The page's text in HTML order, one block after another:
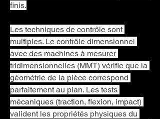
finis.
Les techniques de contrôle sont
multiples. Le contrôle dimensionnel
avec des machines à mesurer
tridimensionnelles (MMT) vérifie que la
géométrie de la pièce correspond
parfaitement au plan. Les tests
mécaniques (traction, flexion, impact)
valident les propriétés physiques du